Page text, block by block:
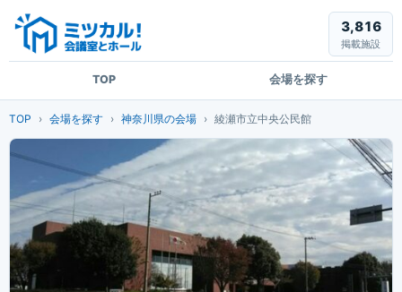
TOP 会場を探す
3,816
掲載施設
TOP 会場を探す 神奈川県の会場 綾瀬市立中央公民館